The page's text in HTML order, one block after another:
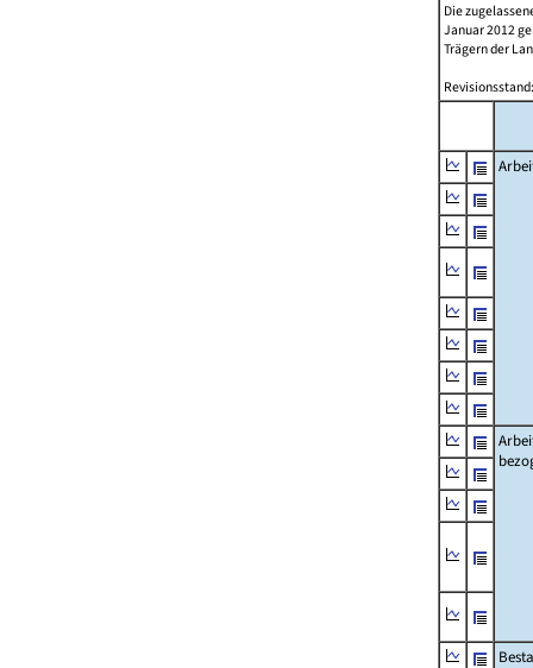
Die
Januar 2012
Trägern der